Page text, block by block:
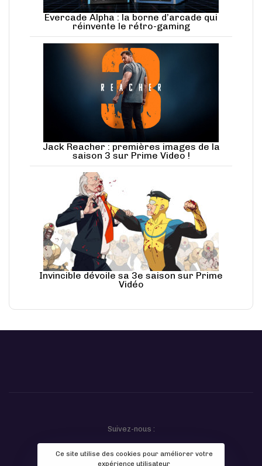
Evercade Alpha : la borne d’arcade qui
réinvente le rétro-gaming
Jack Reacher : premières images de la
saison 3 sur Prime Video !
Invincible dévoile sa 3e saison sur Prime
Vidéo
Suivez-nous :
Ce site utilise des cookies pour améliorer votre
expérience utilisateur